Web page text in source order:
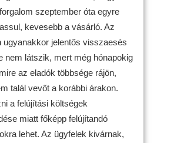
szeptember óta egyre
kevesebb a vásárló. Az
ugyanakkor jelentős visszaesés
nem látszik, mert még hónapokig
az eladók többsége rájön,
talál vevőt a korábbi árakon.
a felújítási költségek
miatt főképp felújítandó
lehet. Az ügyfelek kivárnak,